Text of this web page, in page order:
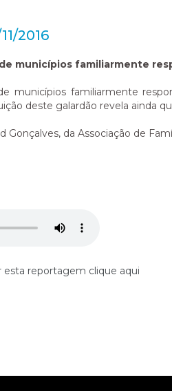
2016
municípios familiarmente
municípios familiarmente
deste galardão revela ainda
Gonçalves, da Associação de
esta reportagem clique aqui